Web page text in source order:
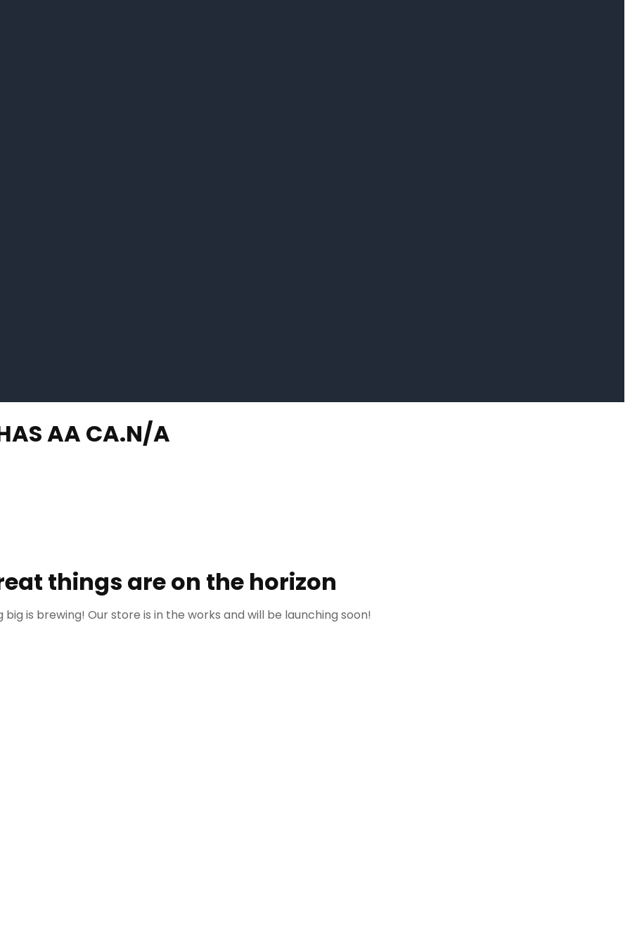
AA CA.N/A
things are on the horizon
big is brewing! Our store is in the works and will be launching soon!